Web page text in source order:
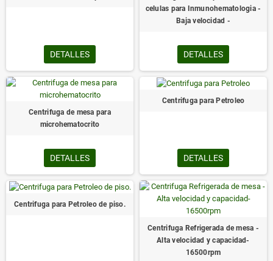
DETALLES
celulas para Inmunohematologia -
Baja velocidad -
DETALLES
Centrifuga de mesa para
microhematocrito
DETALLES
Centrifuga para Petroleo
DETALLES
Centrifuga para Petroleo de piso.
Centrifuga Refrigerada de mesa -
Alta velocidad y capacidad-
16500rpm